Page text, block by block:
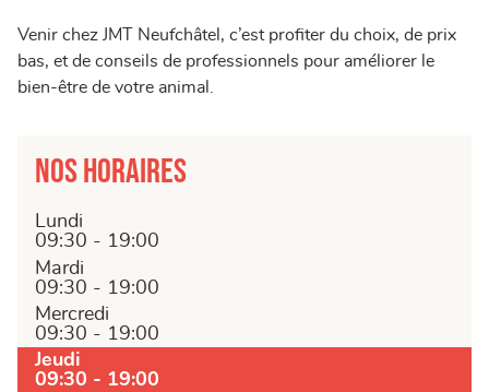
Venir chez JMT Neufchâtel, c’est profiter du choix, de prix
bas, et de conseils de professionnels pour améliorer le
bien-être de votre animal.
Nos horaires
Lundi
09:30 - 19:00
Mardi
09:30 - 19:00
Mercredi
09:30 - 19:00
Jeudi
09:30 - 19:00